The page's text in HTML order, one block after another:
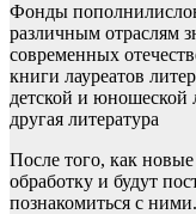
Фонды
различным отраслям
современных
книги лауреатов
детской и юношеской
другая литература
После того, как
обработку и будут
познакомиться с ними.